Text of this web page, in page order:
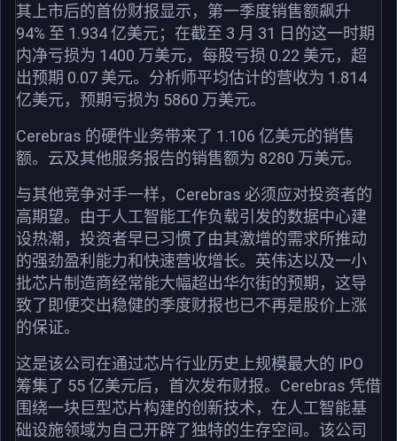
其上市后的首份财报显示，第一季度销售额飙升
94% 至 1.934 亿美元；在截至 3 月 31 日的这一时期
内净亏损为 1400 万美元，每股亏损 0.22 美元，超
出预期 0.07 美元。分析师平均估计的营收为 1.814
亿美元，预期亏损为 5860 万美元。
Cerebras 的硬件业务带来了 1.106 亿美元的销售
额。云及其他服务报告的销售额为 8280 万美元。
与其他竞争对手一样，Cerebras 必须应对投资者的
高期望。由于人工智能工作负载引发的数据中心建
设热潮，投资者早已习惯了由其激增的需求所推动
的强劲盈利能力和快速营收增长。英伟达以及一小
批芯片制造商经常能大幅超出华尔街的预期，这导
致了即便交出稳健的季度财报也已不再是股价上涨
的保证。
这是该公司在通过芯片行业历史上规模最大的 IPO
筹集了 55 亿美元后，首次发布财报。Cerebras 凭借
围绕一块巨型芯片构建的创新技术，在人工智能基
础设施领域为自己开辟了独特的生存空间。该公司